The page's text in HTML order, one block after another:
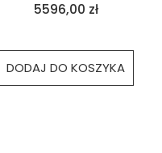
5596,00 zł
DODAJ DO KOSZYKA